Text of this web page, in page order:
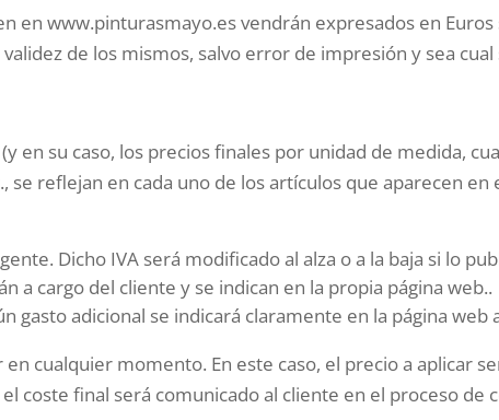
en www.pinturasmayo.es vendrán expresados en
de los mismos, salvo error de impresión y sea
en su caso, los precios finales por unidad de medida,
se reflejan en cada uno de los artículos que aparecen
Dicho IVA será modificado al alza o a la baja si lo
a cargo del cliente y se indican en la propia página web..
gasto adicional se indicará claramente en la página web
cualquier momento. En este caso, el precio a aplicar
coste final será comunicado al cliente en el proceso de